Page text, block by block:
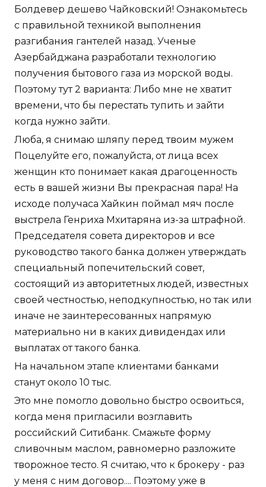
Болдевер дешево Чайковский! Ознакомьтесь
с правильной техникой выполнения
разгибания гантелей назад. Ученые
Азербайджана разработали технологию
получения бытового газа из морской воды.
Поэтому тут 2 варианта: Либо мне не хватит
времени, что бы перестать тупить и зайти
когда нужно зайти.
Люба, я снимаю шляпу перед твоим мужем
Поцелуйте его, пожалуйста, от лица всех
женщин кто понимает какая драгоценность
есть в вашей жизни Вы прекрасная пара! На
исходе получаса Хайкин поймал мяч после
выстрела Генриха Мхитаряна из-за штрафной.
Председателя совета директоров и все
руководство такого банка должен утверждать
специальный попечительский совет,
состоящий из авторитетных людей, известных
своей честностью, неподкупностью, но так или
иначе не заинтересованных напрямую
материально ни в каких дивидендах или
выплатах от такого банка.
На начальном этапе клиентами банками
станут около 10 тыс.
Это мне помогло довольно быстро освоиться,
когда меня пригласили возглавить
российский Ситибанк. Смажьте форму
сливочным маслом, равномерно разложите
творожное тесто. Я считаю, что к брокеру - раз
у меня с ним договор.... Поэтому уже в